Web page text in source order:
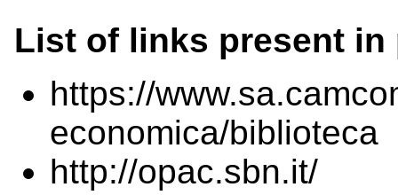
List of links present in
https://
economica/biblioteca
http://opac.sbn.it/